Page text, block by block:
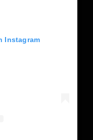
Instagram